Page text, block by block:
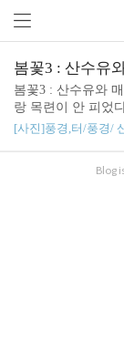
봄꽃3 : 산수유
봄꽃3 : 산수유와
랑 목련이 안 피었
가 도드라져 보인
[사진]풍경,터/풍경/
Blog